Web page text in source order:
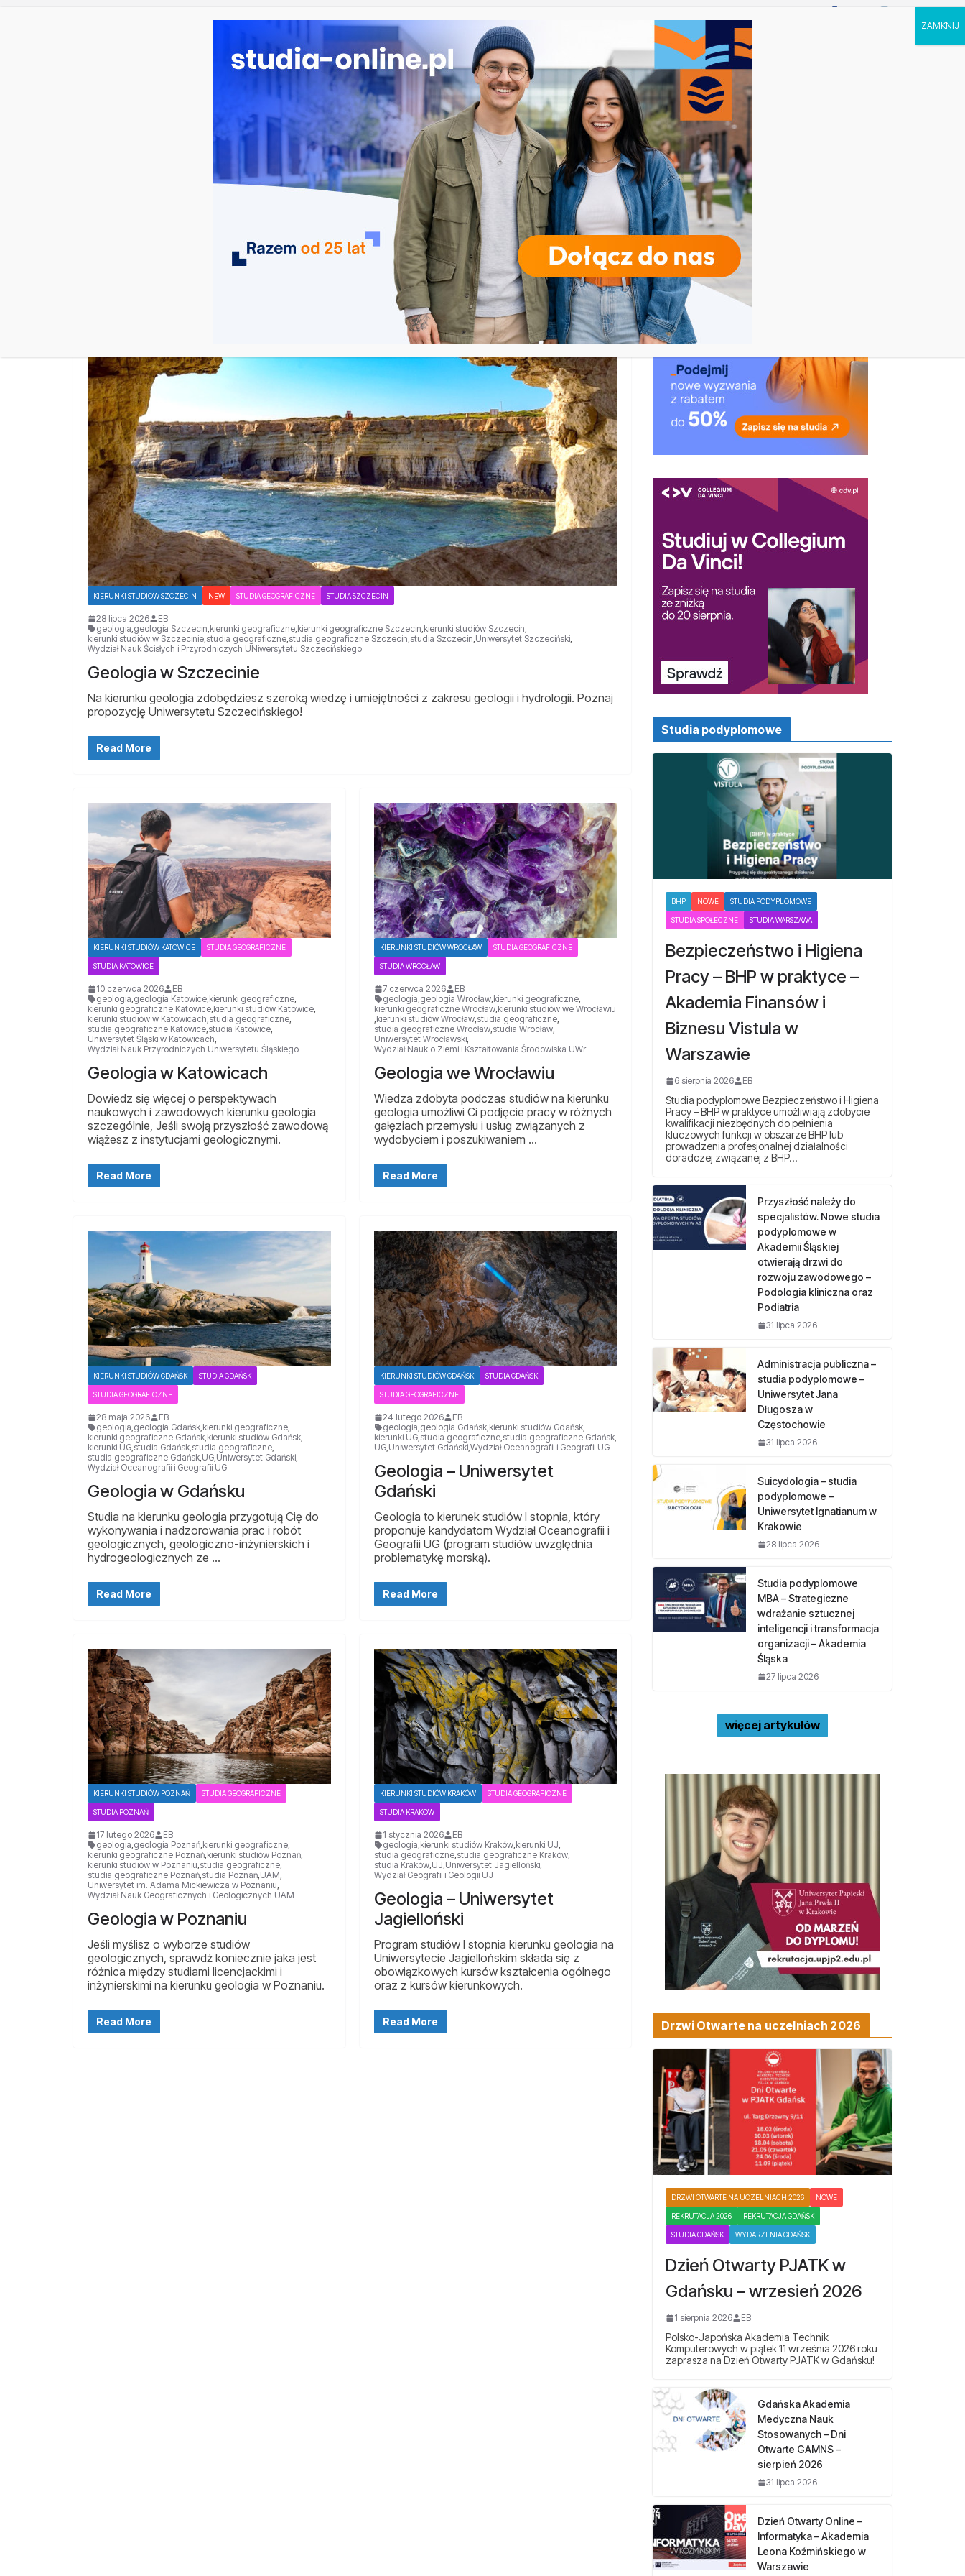
Prawo w Łomży
Pedagogika przedszkolna i wczesnoszkolna w Skierniewicach
Kosmetologia w Opolu
Logistyka – studia inżynierskie na Uniwersytecie Szczecińskim
UCZELNIE KIERUNKI RODZAJE STUDIÓW REKRUTACJA DRZWI OTWARTE TOP STUDIA KALENDARZ
KIERUNKI STUDIÓW SZCZECIN NEW STUDIA GEOGRAFICZNE STUDIA SZCZECIN
28 lipca 2026
EB
geologia geologia Szczecin kierunki geograficzne kierunki geograficzne Szczecin kierunki studiów Szczecin
kierunki studiów w Szczecinie studia geograficzne studia geograficzne Szczecin studia Szczecin Uniwersytet Szczeciński
Wydział Nauk Ścisłych i Przyrodniczych UNiwersytetu Szczecińskiego
Geologia w Szczecinie
Na kierunku geologia zdobędziesz szeroką wiedzę i umiejętności z zakresu geologii i hydrologii. Poznaj
propozycję Uniwersytetu Szczecińskiego!
Read More
KIERUNKI STUDIÓW KATOWICE STUDIA GEOGRAFICZNE
STUDIA KATOWICE
10 czerwca 2026
EB
geologia,geologia Katowice,kierunki geograficzne,
kierunki geograficzne Katowice,kierunki studiów Katowice,
kierunki studiów w Katowicach,studia geograficzne,
studia geograficzne Katowice,studia Katowice,
Uniwersytet Śląski w Katowicach,
Wydział Nauk Przyrodniczych Uniwersytetu Śląskiego
Geologia w Katowicach
Dowiedz się więcej o perspektywach
naukowych i zawodowych kierunku geologia
szczególnie, Jeśli swoją przyszłość zawodową
wiążesz z instytucjami geologicznymi.
Read More
KIERUNKI STUDIÓW WROCŁAW STUDIA GEOGRAFICZNE
STUDIA WROCŁAW
7 czerwca 2026
EB
geologia,geologia Wrocław,kierunki geograficzne,
kierunki geograficzne Wrocław,kierunki studiów we Wrocławiu
,kierunki studiów Wrocław,studia geograficzne,
studia geograficzne Wrocław,studia Wrocław,
Uniwersytet Wrocławski,
Wydział Nauk o Ziemi i Kształtowania Środowiska UWr
Geologia we Wrocławiu
Wiedza zdobyta podczas studiów na kierunku
geologia umożliwi Ci podjęcie pracy w różnych
gałęziach przemysłu i usług związanych z
wydobyciem i poszukiwaniem …
Read More
KIERUNKI STUDIÓW GDAŃSK STUDIA GDAŃSK
STUDIA GEOGRAFICZNE
28 maja 2026
EB
geologia geologia Gdańsk kierunki geograficzne
kierunki geograficzne Gdańsk kierunki studiów Gdańsk
kierunki UG studia Gdańsk studia geograficzne
studia geograficzne Gdańsk UG Uniwersytet Gdański
Wydział Oceanografii i Geografii UG
Geologia w Gdańsku
Studia na kierunku geologia przygotują Cię do
wykonywania i nadzorowania prac i robót
geologicznych, geologiczno-inżynierskich i
hydrogeologicznych ze …
Read More
KIERUNKI STUDIÓW GDAŃSK STUDIA GDAŃSK
STUDIA GEOGRAFICZNE
24 lutego 2026
EB
geologia geologia Gdańsk, kierunki studiów Gdańsk,
kierunki UG, studia geograficzne, studia geograficzne Gdańsk,
UG, Uniwersytet Gdański, Wydział Oceanografii i Geografii UG
Geologia – Uniwersytet
Gdański
Geologia to kierunek studiów I stopnia, który
proponuje kandydatom Wydział Oceanografii i
Geografii UG (program studiów uwzględnia
problematykę morską).
Read More
KIERUNKI STUDIÓW POZNAŃ STUDIA GEOGRAFICZNE
STUDIA POZNAŃ
17 lutego 2026
EB
geologia geologia Poznań kierunki geograficzne
kierunki geograficzne Poznań kierunki studiów Poznań
kierunki studiów w Poznaniu studia geograficzne
studia geograficzne Poznań studia Poznań UAM
Uniwersytet im. Adama Mickiewicza w Poznaniu
Wydział Nauk Geograficznych i Geologicznych UAM
Geologia w Poznaniu
Jeśli myślisz o wyborze studiów
geologicznych, sprawdź koniecznie jaka jest
różnica między studiami licencjackimi i
inżynierskimi na kierunku geologia w Poznaniu.
Read More
KIERUNKI STUDIÓW KRAKÓW STUDIA GEOGRAFICZNE
STUDIA KRAKÓW
1 stycznia 2026
EB
geologia kierunki studiów Kraków, kierunki UJ
studia geograficzne, studia geograficzne Kraków,
studia Kraków, UJ Uniwersytet Jagielloński,
Wydział Geografii i Geologii UJ
Geologia – Uniwersytet
Jagielloński
Program studiów I stopnia kierunku geologia na
Uniwersytecie Jagiellońskim składa się z
obowiązkowych kursów kształcenia ogólnego
oraz z kursów kierunkowych.
Read More
Studia podyplomowe
BHP NOWE STUDIA PODYPLOMOWE
STUDIA SPOŁECZNE STUDIA WARSZAWA
Bezpieczeństwo i Higiena
Pracy – BHP w praktyce –
Akademia Finansów i
Biznesu Vistula w
Warszawie
6 sierpnia 2026 EB
Studia podyplomowe Bezpieczeństwo i Higiena
Pracy – BHP w praktyce umożliwiają zdobycie
kwalifikacji niezbędnych do pełnienia
kluczowych funkcji w obszarze BHP lub
prowadzenia profesjonalnej działalności
doradczej związanej z BHP…
Przyszłość należy do
specjalistów. Nowe studia
podyplomowe w
Akademii Śląskiej
otwierają drzwi do
rozwoju zawodowego –
Podologia kliniczna oraz
Podiatria
31 lipca 2026
Administracja publiczna –
studia podyplomowe –
Uniwersytet Jana
Długosza w
Częstochowie
31 lipca 2026
Suicydologia – studia
podyplomowe –
Uniwersytet Ignatianum w
Krakowie
28 lipca 2026
Studia podyplomowe
MBA – Strategiczne
wdrażanie sztucznej
inteligencji i transformacja
organizacji – Akademia
Śląska
27 lipca 2026
więcej artykułów
Drzwi Otwarte na uczelniach 2026
DRZWI OTWARTE NA UCZELNIACH 2026 NOWE
REKRUTACJA 2026 REKRUTACJA GDAŃSK
STUDIA GDAŃSK WYDARZENIA GDAŃSK
Dzień Otwarty PJATK w
Gdańsku – wrzesień 2026
1 sierpnia 2026 EB
Polsko-Japońska Akademia Technik
Komputerowych w piątek 11 września 2026 roku
zaprasza na Dzień Otwarty PJATK w Gdańsku!
Gdańska Akademia
Medyczna Nauk
Stosowanych – Dni
Otwarte GAMNS –
sierpień 2026
31 lipca 2026
Dzień Otwarty Online –
Informatyka – Akademia
Leona Koźmińskiego w
Warszawie